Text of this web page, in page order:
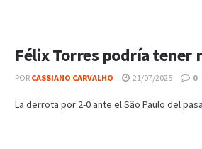
Félix Torres podría tener
POR CASSIANO CARVALHO 21/07/2025 0
La derrota por 2-0 ante el São Paulo del